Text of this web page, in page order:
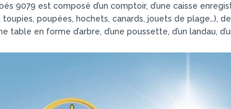
9079 est composé d’un comptoir, d’une caisse
poupées, hochets, canards, jouets de plage…),
table en forme d’arbre, d’une poussette, d’un landau,